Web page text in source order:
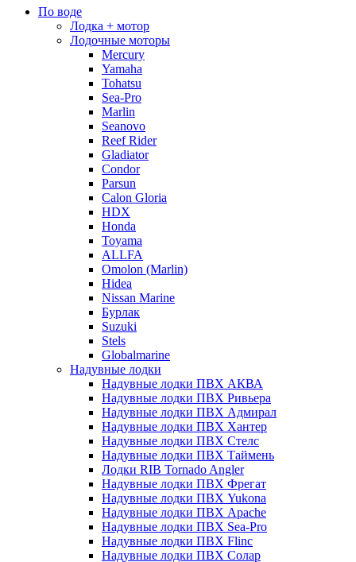
По воде
Лодка + мотор
Лодочные моторы
Mercury
Yamaha
Tohatsu
Sea-Pro
Marlin
Seanovo
Reef Rider
Gladiator
Condor
Parsun
Calon Gloria
HDX
Honda
Toyama
ALLFA
Omolon (Marlin)
Hidea
Nissan Marine
Бурлак
Suzuki
Stels
Globalmarine
Надувные лодки
Надувные лодки ПВХ АКВА
Надувные лодки ПВХ Ривьера
Надувные лодки ПВХ Адмирал
Надувные лодки ПВХ Хантер
Надувные лодки ПВХ Стелс
Надувные лодки ПВХ Таймень
Лодки RIB Tornado Angler
Надувные лодки ПВХ Фрегат
Надувные лодки ПВХ Yukona
Надувные лодки ПВХ Apache
Надувные лодки ПВХ Sea-Pro
Надувные лодки ПВХ Flinc
Надувные лодки ПВХ Солар